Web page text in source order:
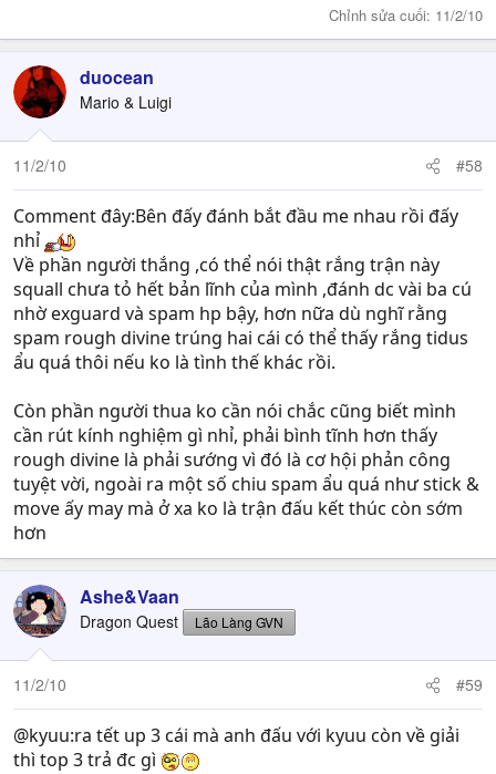
Chỉnh sửa cuối: 11/2/10
duocean
Mario & Luigi
11/2/10 #58
Comment đây:Bên đấy đánh bắt đầu me nhau rồi đấy
nhỉ
Về phần người thắng ,có thể nói thật rắng trận này
squall chưa tỏ hết bản lĩnh của mình ,đánh dc vài ba cú
nhờ exguard và spam hp bậy, hơn nữa dù nghĩ rằng
spam rough divine trúng hai cái có thể thấy rắng tidus
ẩu quá thôi nếu ko là tình thế khác rồi.
Còn phần người thua ko cần nói chắc cũng biết mình
cần rút kính nghiệm gì nhỉ, phải bình tĩnh hơn thấy
rough divine là phải sướng vì đó là cơ hội phản công
tuyệt vời, ngoài ra một số chiu spam ẩu quá như stick &
move ấy may mà ở xa ko là trận đấu kết thúc còn sớm
hơn
Ashe&Vaan
Dragon Quest Lão Làng GVN
11/2/10 #59
@kyuu:ra tết up 3 cái mà anh đấu với kyuu còn về giải
thì top 3 trả đc gì